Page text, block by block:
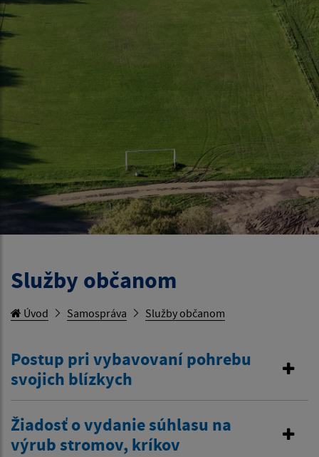
Služby občanom
Úvod Samospráva Služby občanom
Postup pri vybavovaní pohrebu
svojich blízkych
Žiadosť o vydanie súhlasu na
výrub stromov, kríkov